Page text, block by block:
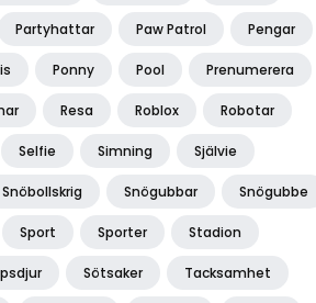
Partyhattar Paw Patrol Pengar
Ponny Pool Prenumerera
Resa Roblox Robotar
Selfie Simning Självie
Snöbollskrig Snögubbar Snögubbe
Sport Sporter Stadion
Sötsaker Tacksamhet